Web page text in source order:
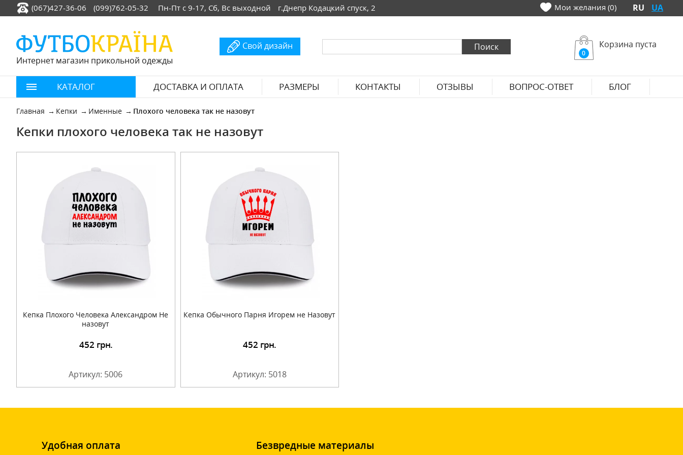
(067)427-36-06 (099)762-05-32 Пн-Пт с 9-17, Сб, Вс выходной г.Днепр Кодацкий спуск, 2 Мои желания (0) RU UA
Интернет магазин прикольной одежды
Свой дизайн
0
Корзина пуста
КАТАЛОГ ДОСТАВКА И ОПЛАТА РАЗМЕРЫ КОНТАКТЫ ОТЗЫВЫ ВОПРОС-ОТВЕТ БЛОГ
Главная Кепки Именные Плохого человека так не назовут
Кепки плохого человека так не назовут
Кепка Плохого Человека Александром Не
назовут
452 грн.
Артикул: 5006
Кепка Обычного Парня Игорем не Назовут
Подробнее 452 грн.
Артикул: 5018
Удобная оплата Безвредные материалы